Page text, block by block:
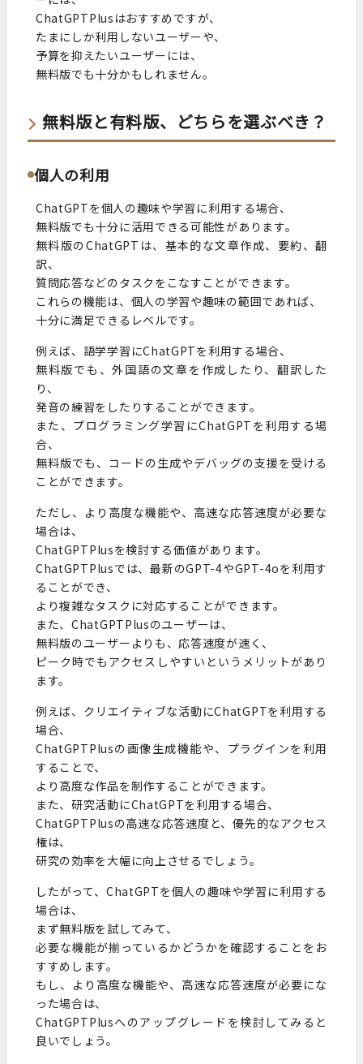
ChatGPTPlusはおすすめですが、
たまにしか利用しないユーザーや、
予算を抑えたいユーザーには、
無料版でも十分かもしれません。
無料版と有料版、どちらを選ぶべき？
個人の利用
ChatGPTを個人の趣味や学習に利用する場合、
無料版でも十分に活用できる可能性があります。
無料版のChatGPTは、基本的な文章作成、要約、翻
訳、
質問応答などのタスクをこなすことができます。
これらの機能は、個人の学習や趣味の範囲であれば、
十分に満足できるレベルです。
例えば、語学学習にChatGPTを利用する場合、
無料版でも、外国語の文章を作成したり、翻訳した
り、
発音の練習をしたりすることができます。
また、プログラミング学習にChatGPTを利用する場
合、
無料版でも、コードの生成やデバッグの支援を受ける
ことができます。
ただし、より高度な機能や、高速な応答速度が必要な
場合は、
ChatGPTPlusを検討する価値があります。
ChatGPTPlusでは、最新のGPT-4やGPT-4oを利用す
ることができ、
より複雑なタスクに対応することができます。
また、ChatGPTPlusのユーザーは、
無料版のユーザーよりも、応答速度が速く、
ピーク時でもアクセスしやすいというメリットがあり
ます。
例えば、クリエイティブな活動にChatGPTを利用する
場合、
ChatGPTPlusの画像生成機能や、プラグインを利用
することで、
より高度な作品を制作することができます。
また、研究活動にChatGPTを利用する場合、
ChatGPTPlusの高速な応答速度と、優先的なアクセス
権は、
研究の効率を大幅に向上させるでしょう。
したがって、ChatGPTを個人の趣味や学習に利用する
場合は、
まず無料版を試してみて、
必要な機能が揃っているかどうかを確認することをお
すすめします。
もし、より高度な機能や、高速な応答速度が必要にな
った場合は、
ChatGPTPlusへのアップグレードを検討してみると
良いでしょう。